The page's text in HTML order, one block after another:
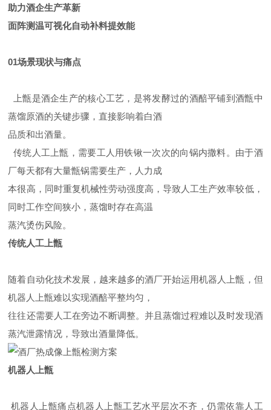
助力酒企生产革新
面阵测温可视化自动补料提效能
01场景现状与痛点
上甑是酒企生产的核心工艺，是将发酵过的酒醅平铺到酒甑中
蒸馏原酒的关键步骤，直接影响着白酒
品质和出酒量。
传统人工上甑，需要工人用铁锹一次次的向锅内撒料。由于酒
厂每天都有大量甑锅需要生产，人力成
本很高，同时重复机械性劳动强度高，导致人工生产效率较低，
同时工作空间狭小，蒸馏时存在高温
蒸汽烫伤风险。
传统人工上甑
随着自动化技术发展，越来越多的酒厂开始运用机器人上甑，但
机器人上甑难以实现酒醅平整均匀，
往往还需要人工在旁边不断调整。并且蒸馏过程难以及时发现酒
蒸汽泄露情况，导致出酒量降低。
机器人上甑
机器人上甑痛点机器人上甑工艺水平层次不齐，仍需依靠人工